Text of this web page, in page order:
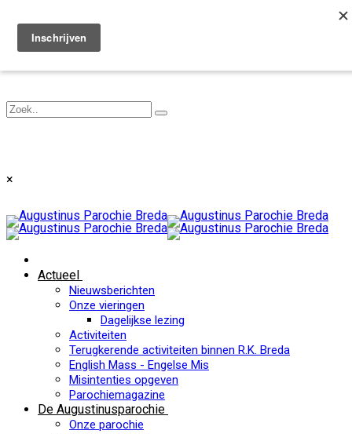
Toggle navigation
×
Actueel
Nieuwsberichten
Onze vieringen
Dagelijkse lezing
Activiteiten
Terugkerende activiteiten binnen R.K. Breda
English Mass - Engelse Mis
Misintenties opgeven
Parochiemagazine
De Augustinusparochie
Onze parochie